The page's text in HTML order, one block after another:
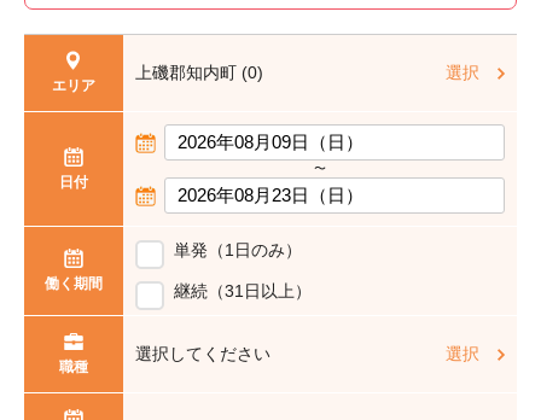
エリア
上磯郡知内町 (0) 選択
日付
〜
働く期間
単発（1日のみ）
継続（31日以上）
職種
選択してください 選択